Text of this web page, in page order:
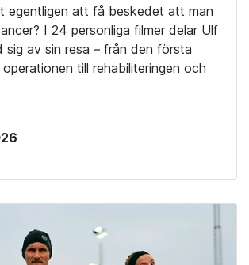
egentligen att få beskedet att man
I 24 personliga filmer delar Ulf
sig av sin resa – från den första
till rehabiliteringen och